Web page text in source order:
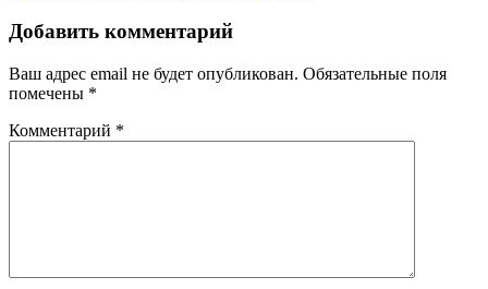
Добавить комментарий
Ваш адрес email не будет опубликован. Обязательные поля
помечены *
Комментарий *